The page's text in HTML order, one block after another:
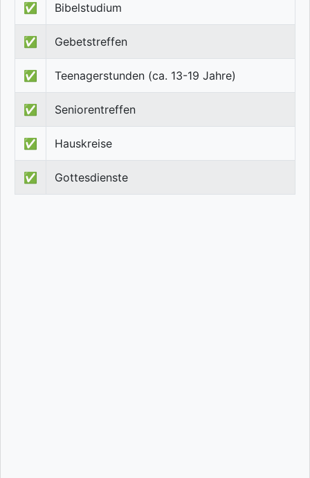
✅ Bibelstudium
✅ Gebetstreffen
✅ Teenagerstunden (ca. 13-19 Jahre)
✅ Seniorentreffen
✅ Hauskreise
✅ Gottesdienste